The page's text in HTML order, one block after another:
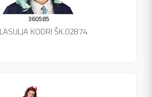
360585
KODRI ŠK.02874